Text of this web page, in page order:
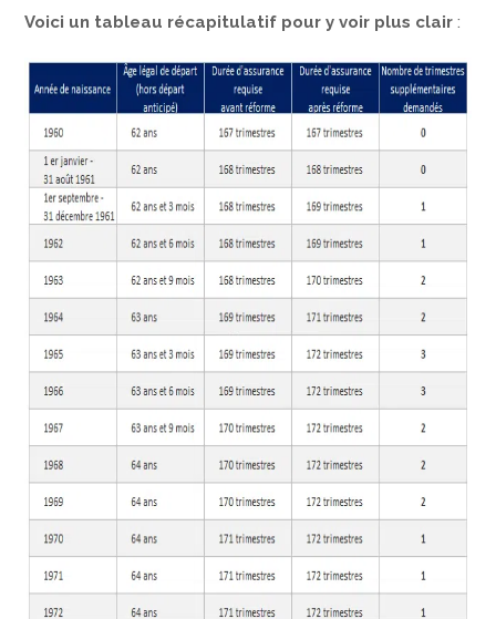
Voici un tableau récapitulatif pour y voir plus clair: